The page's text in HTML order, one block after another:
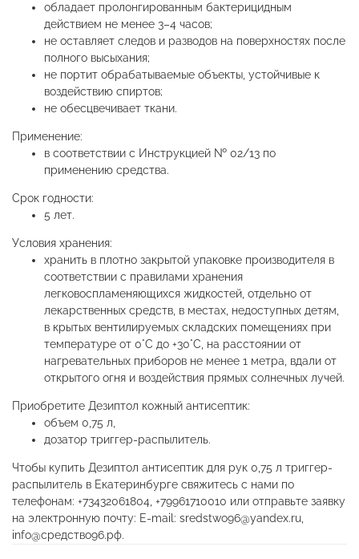
обладает пролонгированным бактерицидным
действием не менее 3–4 часов;
не оставляет следов и разводов на поверхностях после
полного высыхания;
не портит обрабатываемые объекты, устойчивые к
воздействию спиртов;
не обесцвечивает ткани.
Применение:
в соответствии с Инструкцией № 02/13 по
применению средства.
Срок годности:
5 лет.
Условия хранения:
хранить в плотно закрытой упаковке производителя в
соответствии с правилами хранения
легковоспламеняющихся жидкостей, отдельно от
лекарственных средств, в местах, недоступных детям,
в крытых вентилируемых складских помещениях при
температуре от 0°С до +30°С, на расстоянии от
нагревательных приборов не менее 1 метра, вдали от
открытого огня и воздействия прямых солнечных лучей.
Приобретите Дезиптол кожный антисептик:
объем 0,75 л,
дозатор триггер-распылитель.
Чтобы купить Дезиптол антисептик для рук 0,75 л триггер-
распылитель в Екатеринбурге свяжитесь с нами по
телефонам: +73432061804, +79961710010 или отправьте заявку
на электронную почту: E-mail: sredstwo96@yandex.ru,
info@средство96.рф.